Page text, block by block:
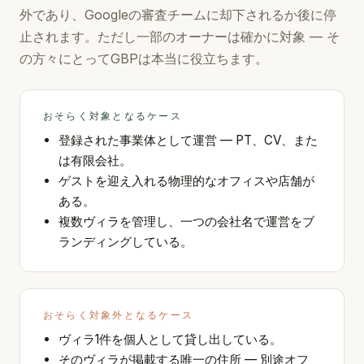
外であり、Googleの審査チームに却下されるか後に停
止されます。ただし一部のオーナーは確かに対象 — そ
の方々にとってGBPは本当に役立ちます。
おそらく対象となるケース
登録された事業体として運営 — PT、CV、また
は有限会社。
ゲストを迎え入れる物理的なオフィスや店舗が
ある。
複数ヴィラを管理し、一つの会社名で運営をブ
ランディングしている。
おそらく対象外となるケース
ヴィラ1件を個人として貸し出している。
そのヴィラが掲載する唯一の住所 — 別途オフ